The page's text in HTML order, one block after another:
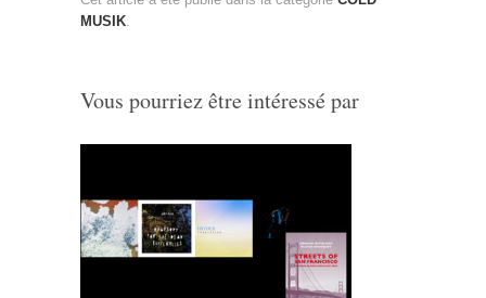
MUSIK.
Vous pourriez être intéressé par